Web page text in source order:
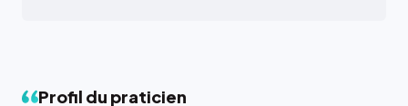
Profil du praticien